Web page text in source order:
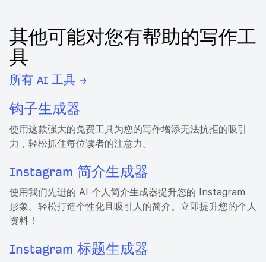
其他可能对您有帮助的写作工
具
所有 AI 工具 →
钩子生成器
使用这款强大的免费工具为您的写作增添无法抗拒的吸引
力，轻松抓住每位读者的注意力。
Instagram 简介生成器
使用我们先进的 AI 个人简介生成器提升您的 Instagram
形象。轻松打造个性化且吸引人的简介。立即提升您的个人
资料！
Instagram 标题生成器